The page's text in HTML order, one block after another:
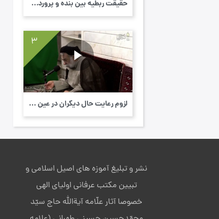
حقیقت ربطیه بین بنده و پروردگارش - ابو حمز...
3
لزوم رعایت حال دیگران در عین صلابت در راه ...
نشر و تبلیغ آموزه های اصیل اسلامی و
تبیین مکتب عرفانی اولیای الهی
خصوصا آثار علّامه آیةالله حاج سیّد